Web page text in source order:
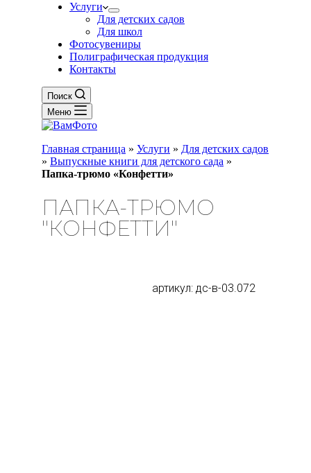
Услуги
Для детских садов
Для школ
Фотосувениры
Полиграфическая продукция
Контакты
Поиск
Меню
Главная страница » Услуги » Для детских садов
» Выпускные книги для детского сада »
Папка-трюмо «Конфетти»
ПАПКА-ТРЮМО
"КОНФЕТТИ"
артикул: дс-в-03.072